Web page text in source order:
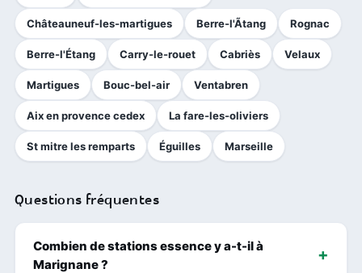
Châteauneuf-les-martigues Berre-l'Ãtang Rognac
Berre-l'Étang Carry-le-rouet Cabriès Velaux
Martigues Bouc-bel-air Ventabren
Aix en provence cedex La fare-les-oliviers
St mitre les remparts Éguilles Marseille
Questions fréquentes
Combien de stations essence y a-t-il à
Marignane ?